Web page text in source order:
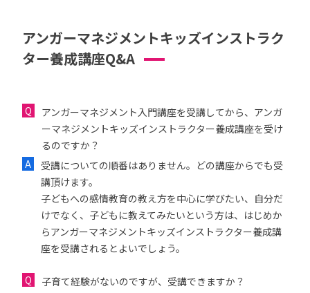
アンガーマネジメントキッズインストラク
ター養成講座Q&A
アンガーマネジメント入門講座を受講してから、アンガ
ーマネジメントキッズインストラクター養成講座を受け
るのですか？
受講についての順番はありません。どの講座からでも受
講頂けます。
子どもへの感情教育の教え方を中心に学びたい、自分だ
けでなく、子どもに教えてみたいという方は、はじめか
らアンガーマネジメントキッズインストラクター養成講
座を受講されるとよいでしょう。
子育て経験がないのですが、受講できますか？